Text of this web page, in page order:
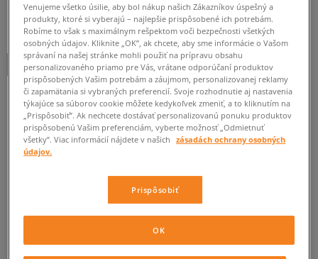
90€cena s DPH
+ 90 BODOV VSIZEERCLUBE
Informujte ma o dostupnosti
Ak bude položka opäť dostupná, dostanete od nás oznámenie.
Veľkosti EU Veľkosti US
36 22 cm Informovať o dostupnosti
ZISTIŤ DOSTUPNOSŤ V NAŠICH KAMENNÝCH PREDAJNIACH
Venujeme všetko úsilie, aby bol nákup našich Zákazníkov úspešný a
produkty, ktoré si vyberajú – najlepšie prispôsobené ich potrebám.
Robíme to však s maximálnym rešpektom voči bezpečnosti všetkých
osobných údajov. Kliknite „OK”, ak chcete, aby sme informácie o Vašom
správaní na našej stránke mohli použiť na prípravu obsahu
personalizovaného priamo pre Vás, vrátane odporúčaní produktov
prispôsobených Vašim potrebám a záujmom, personalizovanej reklamy
či zapamätania si vybraných preferencií. Svoje rozhodnutie aj nastavenia
týkajúce sa súborov cookie môžete kedykoľvek zmeniť, a to kliknutím na
„Prispôsobiť”. Ak nechcete dostávať personalizovanú ponuku produktov
prispôsobenú Vašim preferenciám, vyberte možnosť „Odmietnuť
všetky”. Viac informácií nájdete v našich
zásadách ochrany osobných
údajov.
Prispôsobiť
OK